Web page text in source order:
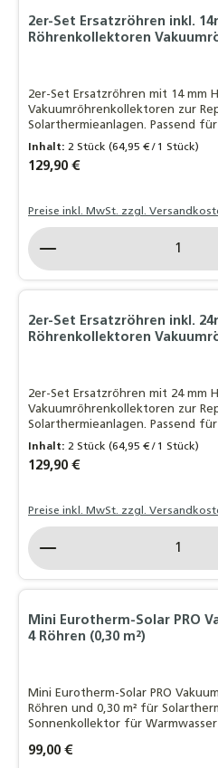
2er-Set Ersatzröhren inkl.
Röhrenkollektoren
2er-Set Ersatzröhren mit 14 mm
Vakuumröhrenkollektoren zur
Solarthermieanlagen. Passend
Inhalt:2 Stück(64,95 € / 1 Stück)
Regulärer Preis:
129,90 €
Preise inkl. MwSt. zzgl.
Produkt Anzahl: Gib
2er-Set Ersatzröhren inkl.
Röhrenkollektoren
2er-Set Ersatzröhren mit 24 mm
Vakuumröhrenkollektoren zur
Solarthermieanlagen. Passend
Inhalt:2 Stück(64,95 € / 1 Stück)
Regulärer Preis:
129,90 €
Preise inkl. MwSt. zzgl.
Produkt Anzahl: Gib
Mini Eurotherm-Solar PRO
4 Röhren (0,30 m²)
Mini Eurotherm-Solar PRO
Röhren und 0,30 m² für
Sonnenkollektor für
Regulärer Preis:
99,00 €